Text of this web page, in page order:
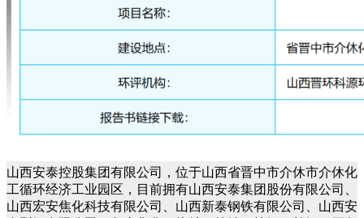
山西安泰控股集团有限公司
，位于山西省晋中市介休市介休化
工循环经济工业园区， 目前拥有山西安泰集团股份有限公司、
山西宏安焦化科技有限公司、山西新泰钢铁有限公司、山西安